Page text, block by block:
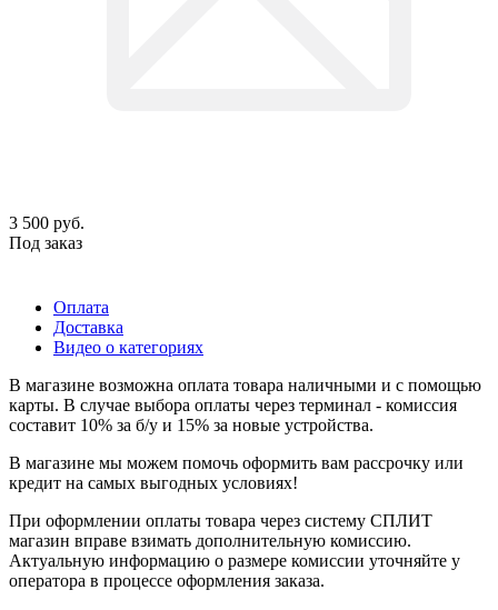
3 500 руб.
Под заказ
Оплата
Доставка
Видео о категориях
В магазине возможна оплата товара наличными и с помощью
карты. В случае выбора оплаты через терминал - комиссия
составит 10% за б/у и 15% за новые устройства.
В магазине мы можем помочь оформить вам рассрочку или
кредит на самых выгодных условиях!
При оформлении оплаты товара через систему СПЛИТ
магазин вправе взимать дополнительную комиссию.
Актуальную информацию о размере комиссии уточняйте у
оператора в процессе оформления заказа.